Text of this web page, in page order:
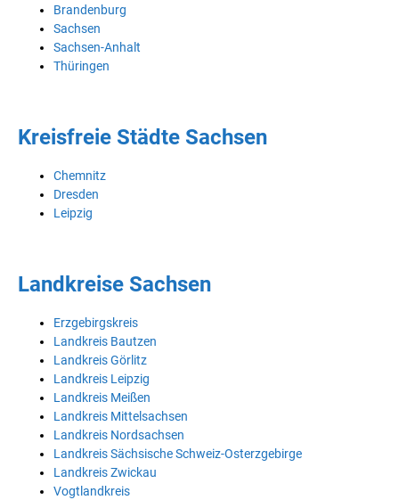
Brandenburg
Sachsen
Sachsen-Anhalt
Thüringen
Kreisfreie Städte Sachsen
Chemnitz
Dresden
Leipzig
Landkreise Sachsen
Erzgebirgskreis
Landkreis Bautzen
Landkreis Görlitz
Landkreis Leipzig
Landkreis Meißen
Landkreis Mittelsachsen
Landkreis Nordsachsen
Landkreis Sächsische Schweiz-Osterzgebirge
Landkreis Zwickau
Vogtlandkreis